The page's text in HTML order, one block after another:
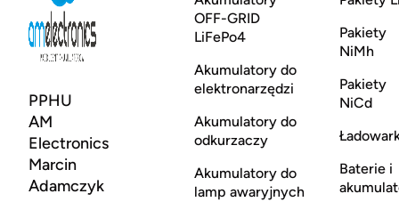
PPHU
AM
Electronics
Marcin
Adamczyk
OFF-GRID
LiFePo4
Akumulatory do
elektronarzędzi
Akumulatory do
odkurzaczy
Akumulatory do
lamp awaryjnych
Pakiety
NiMh
Pakiety
NiCd
Baterie i